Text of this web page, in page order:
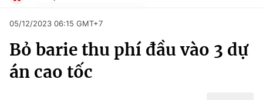
Chuyên mục
Chính trị
Xã hội
Pháp luật
Thể thao
05/12/2023 06:15 GMT+7
Bỏ barie thu phí đầu vào 3 dự
án cao tốc